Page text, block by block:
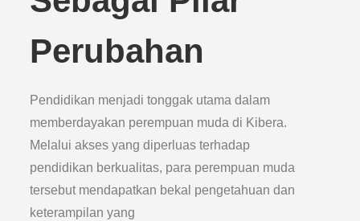
Perubahan
Pendidikan menjadi tonggak utama dalam
memberdayakan perempuan muda di Kibera.
Melalui akses yang diperluas terhadap
pendidikan berkualitas, para perempuan muda
tersebut mendapatkan bekal pengetahuan dan
keterampilan yang